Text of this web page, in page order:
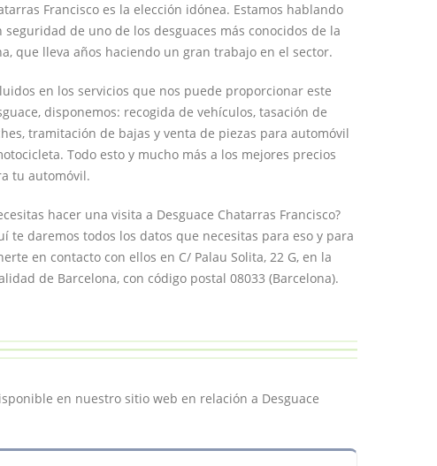
Francisco es la elección idónea. Estamos hablando
seguridad de uno de los desguaces más conocidos de la
que lleva años haciendo un gran trabajo en el sector.
en los servicios que nos puede proporcionar este
disponemos: recogida de vehículos, tasación de
tramitación de bajas y venta de piezas para automóvil
Todo esto y mucho más a los mejores precios
tu automóvil.
hacer una visita a Desguace Chatarras Francisco?
te daremos todos los datos que necesitas para eso y para
en contacto con ellos en C/ Palau Solita, 22 G, en la
de Barcelona, con código postal 08033 (Barcelona).
en nuestro sitio web en relación a Desguace